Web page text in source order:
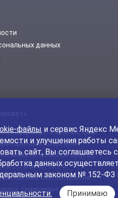
данных
информация о наличии, сроке
товара носит
является публичной офертой,
2 статьи 437 ГК РФ.
данных получены Согласия на
разрешенных Субъектом
файлы и сервис Яндекс
и улучшения работы
сайт, Вы соглашаетесь
данных
законом № 152-ФЗ
Принимаю